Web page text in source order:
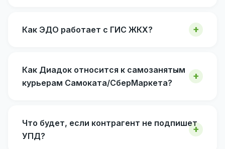
Как ЭДО работает с ГИС ЖКХ?
Как Диадок относится к самозанятым
курьерам Самоката/СберМаркета?
Что будет, если контрагент не подпишет
УПД?